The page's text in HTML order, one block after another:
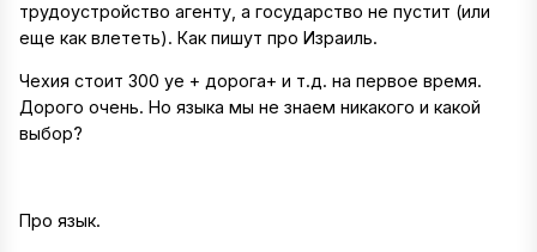
трудоустройство агенту, а государство не пустит (или
еще как влететь). Как пишут про Израиль.
Чехия стоит 300 уе + дорога+ и т.д. на первое время.
Дорого очень. Но языка мы не знаем никакого и какой
выбор?
Про язык.